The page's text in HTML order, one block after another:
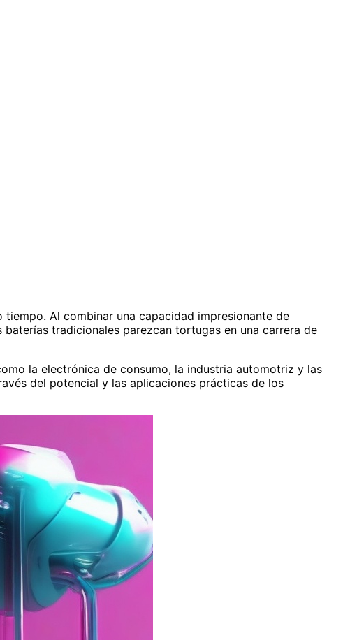
Al combinar una capacidad impresionante de
tradicionales parezcan tortugas en una carrera de
la electrónica de consumo, la industria automotriz y las
del potencial y las aplicaciones prácticas de los